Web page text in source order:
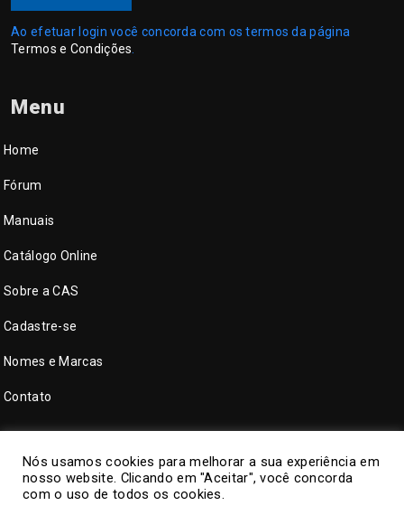
Ao efetuar login você concorda com os termos da página
Termos e Condições
Menu
Home
Fórum
Manuais
Catálogo Online
Sobre a CAS
Cadastre-se
Nomes e Marcas
Contato
Nós usamos cookies para melhorar a sua experiência em
nosso website. Clicando em "Aceitar", você concorda
com o uso de todos os cookies.